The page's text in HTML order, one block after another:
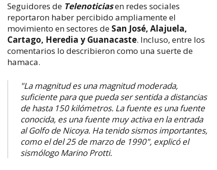
Seguidores de Telenoticiasen redes sociales
reportaron haber percibido ampliamente el
movimiento en sectores de San José, Alajuela,
Cartago, Heredia y Guanacaste. Incluso, entre los
comentarios lo describieron como una suerte de
hamaca.
"La magnitud es una magnitud moderada,
suficiente para que pueda ser sentida a distancias
de hasta 150 kilómetros. La fuente es una fuente
conocida, es una fuente muy activa en la entrada
al Golfo de Nicoya. Ha tenido sismos importantes,
como el del 25 de marzo de 1990", explicó el
sismólogo Marino Protti.